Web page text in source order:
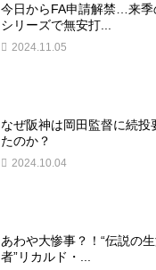
今日からFA申請解禁…来季
シリーズで無安打...
2024.11.05
なぜ阪神は岡田監督に続投
たのか？
2024.10.04
あわや大惨事？！“伝説の
者”リカルド・...